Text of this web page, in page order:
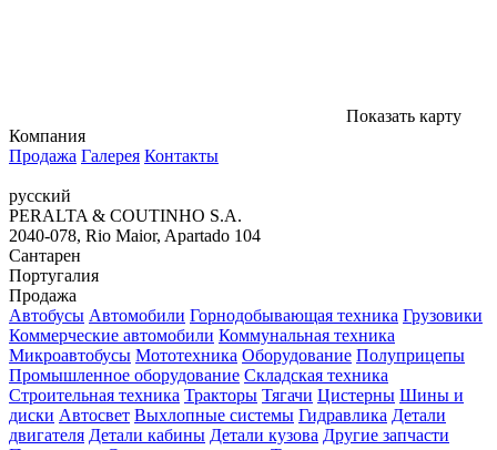
Показать карту
Компания
Продажа Галерея Контакты
русский
PERALTA & COUTINHO S.A.
2040-078, Rio Maior, Apartado 104
Сантарен
Португалия
Продажа
Автобусы Автомобили Горнодобывающая техника Грузовики
Коммерческие автомобили Коммунальная техника
Микроавтобусы Мототехника Оборудование Полуприцепы
Промышленное оборудование Складская техника
Строительная техника Тракторы Тягачи Цистерны Шины и
диски Автосвет Выхлопные системы Гидравлика Детали
двигателя Детали кабины Детали кузова Другие запчасти